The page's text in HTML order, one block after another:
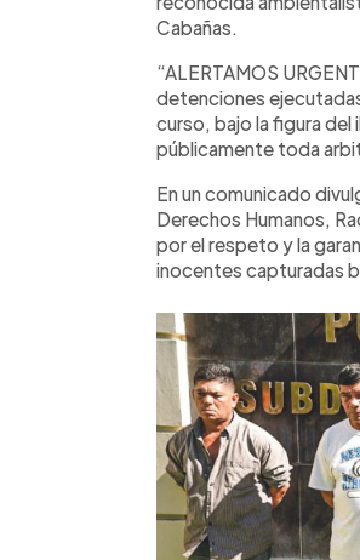
Cabañas.
“ALERTAMOS
detenciones
curso, bajo la figura del
públicamente toda
En un comunicado
Derechos Humanos,
por el respeto y la
inocentes capturadas